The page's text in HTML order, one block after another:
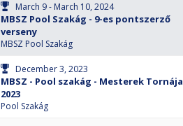
March 9 - March 10, 2024
MBSZ Pool Szakág - 9-es pontszerző
verseny
MBSZ Pool Szakág
December 3, 2023
MBSZ - Pool szakág - Mesterek Tornája
2023
Pool Szakág